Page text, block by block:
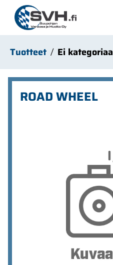
Siirry pääsisältöön
Tuotteet Ei kategoriaa
ROAD WHEEL